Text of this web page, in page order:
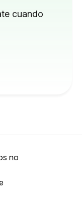
cuando
no